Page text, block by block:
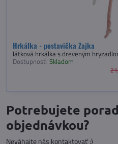
Hrkálka - postavička Zajka
látková hrkálka s dreveným
Dostupnosť: Skladom
Potrebujete
objednávkou?
Neváhajte nás kontaktovať :)